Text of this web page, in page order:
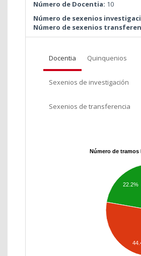
Número de Docentia: 10
Número de sexenios
Número de sexenios
Docentia Quinquenios
Sexenios de investigación
Sexenios de transferencia
Número de
22.2%